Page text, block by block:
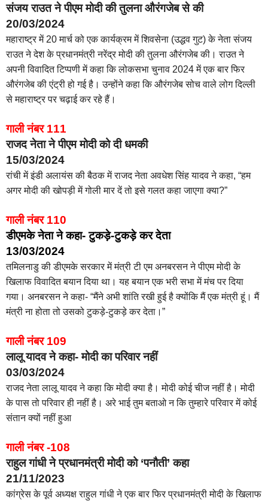
संजय राउत ने पीएम मोदी की तुलना औरंगजेब से की
20/03/2024
महाराष्ट्र में 20 मार्च को एक कार्यक्रम में शिवसेना (उद्धव गुट) के नेता संजय
राउत ने देश के प्रधानमंत्री नरेंद्र मोदी की तुलना औरंगजेब की। राउत ने
अपनी विवादित टिप्पणी में कहा कि लोकसभा चुनाव 2024 में एक बार फिर
औरंगजेब की एंट्री हो गई है। उन्होंने कहा कि औरंगजेब सोच वाले लोग दिल्ली
से महाराष्ट्र पर चढ़ाई कर रहे हैं।
गाली नंबर 111
राजद नेता ने पीएम मोदी को दी धमकी
15/03/2024
रांची में इंडी अलायंस की बैठक में राजद नेता अवधेश सिंह यादव ने कहा, “हम
अगर मोदी की खोपड़ी में गोली मार दें तो इसे गलत कहा जाएगा क्या?”
गाली नंबर 110
डीएमके नेता ने कहा- टुकड़े-टुकड़े कर देता
13/03/2024
तमिलनाडु की डीएमके सरकार में मंत्री टी एम अनबरसन ने पीएम मोदी के
खिलाफ विवादित बयान दिया था। यह बयान एक भरी सभा में मंच पर दिया
गया। अनबरसन ने कहा- “मैंने अभी शांति रखी हुई है क्योंकि मैं एक मंत्री हूं। मैं
मंत्री ना होता तो उसको टुकड़े-टुकड़े कर देता।”
गाली नंबर 109
लालू यादव ने कहा- मोदी का परिवार नहीं
03/03/2024
राजद नेता लालू यादव ने कहा कि मोदी क्या है। मोदी कोई चीज नहीं है। मोदी
के पास तो परिवार ही नहीं है। अरे भाई तुम बताओ न कि तुम्हारे परिवार में कोई
संतान क्यों नहीं हुआ
गाली नंबर -108
राहुल गांधी ने प्रधानमंत्री मोदी को ‘पनौती’ कहा
21/11/2023
कांग्रेस के पूर्व अध्यक्ष राहुल गांधी ने एक बार फिर प्रधानमंत्री मोदी के खिलाफ